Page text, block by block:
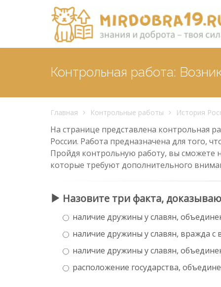
Контрольная работа:
Главная Контрольные работы История
На странице представлена контрольная
России. Работа предназначена для того,
Пройдя контрольную работу, вы сможете
которые требуют дополнительного
Назовите три факта,
наличие дружины у славян,
наличие дружины у славян, вражда с
наличие дружины у славян,
расположение государства,